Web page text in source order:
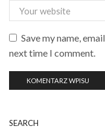
Save my name,
next time I comment.
SEARCH